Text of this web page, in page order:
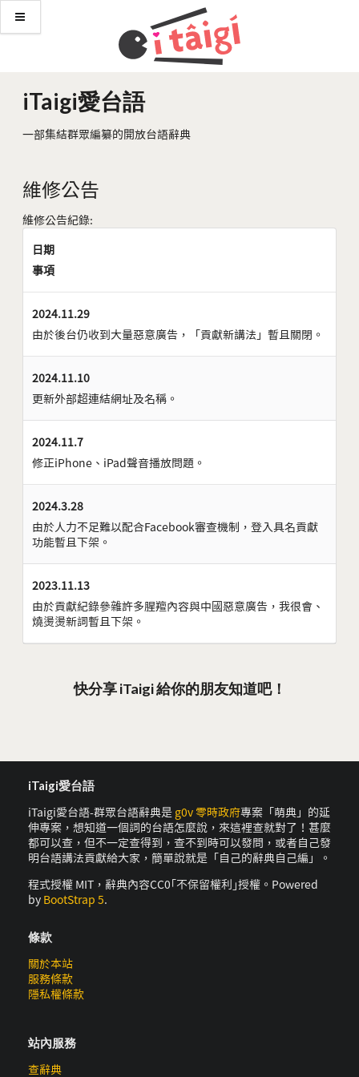
iTaigi愛台語
一部集結群眾編纂的開放台語辭典
維修公告
維修公告紀錄:
日期
事項
2024.11.29
由於後台仍收到大量惡意廣告，「貢獻新講法」暫且關閉。
2024.11.10
更新外部超連結網址及名稱。
2024.11.7
修正iPhone、iPad聲音播放問題。
2024.3.28
由於人力不足難以配合Facebook審查機制，登入具名貢獻
功能暫且下架。
2023.11.13
由於貢獻紀錄參雜許多腥羶內容與中國惡意廣告，我很會、
燒燙燙新詞暫且下架。
快分享 iTaigi 給你的朋友知道吧！
iTaigi愛台語
iTaigi愛台語-群眾台語辭典是 g0v 零時政府專案「萌典」的延
伸專案，想知道一個詞的台語怎麼說，來這裡查就對了！甚麼
都可以查，但不一定查得到，查不到時可以發問，或者自己發
明台語講法貢獻給大家，簡單說就是「自己的辭典自己編」。
程式授權 MIT，辭典內容CC0｢不保留權利｣授權。Powered
by BootStrap 5.
條款
關於本站
服務條款
隱私權條款
站內服務
查辭典